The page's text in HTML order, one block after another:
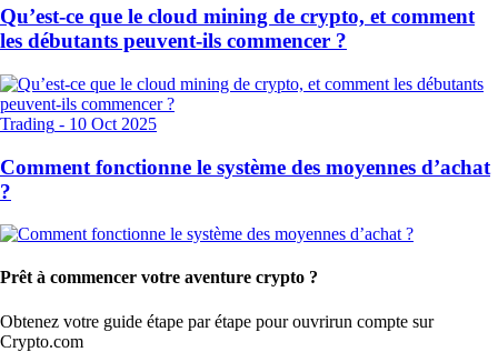
Qu’est-ce que le cloud mining de crypto, et comment
les débutants peuvent-ils commencer ?
Trading - 10 Oct 2025
Comment fonctionne le système des moyennes d’achat
?
Prêt à commencer votre aventure crypto ?
Obtenez votre guide étape par étape pour ouvrirun compte sur
Crypto.com